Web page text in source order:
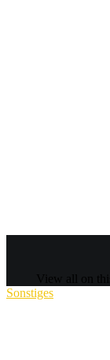
View all on
Sonstiges